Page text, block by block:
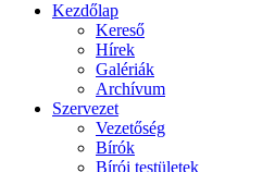
Kezdőlap
Kereső
Hírek
Galériák
Archívum
Szervezet
Vezetőség
Bírók
Bírói testületek